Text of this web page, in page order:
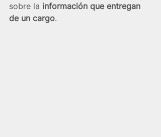
sobre la información que entregan
de un cargo.